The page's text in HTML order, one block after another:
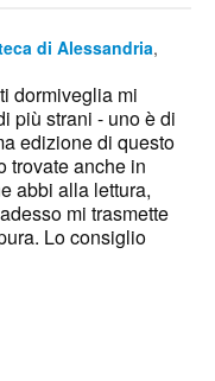
di Alessandria,
dormiveglia mi
più strani - uno è di
edizione di questo
trovate anche in
abbi alla lettura,
mi trasmette
Lo consiglio